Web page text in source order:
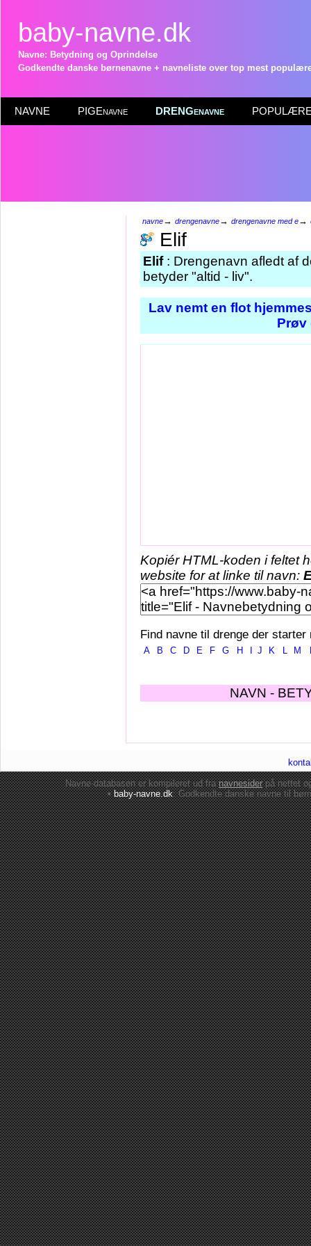
baby-navne.dk
Navne: Betydning og Oprindelse
Godkendte danske børnenavne + navneliste over top mest
NAVNE PIGEnavne DRENGenavne POPULÆRE
navne→ drengenavne→ drengenavne med e→
Elif
Elif: Drengenavn afledt af
betyder "altid - liv".
Lav nemt en flot
Prøv
Kopiér HTML-koden i feltet
website for at linke til navn:
Find navne til drenge der starter
A B C D E F G H J K L M
NAVN -
Navne-databasen er kompileret ud franavnesiderpå nettet
•baby-navne.dk: Godkendte danskenavne til børn